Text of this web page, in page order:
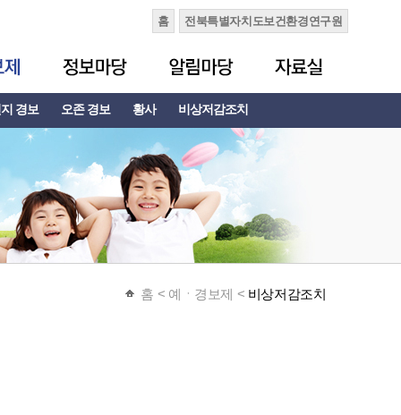
홈 전북특별자치도보건환경연구원
경보 오존 경보 황사 비상저감조치
홈 < 예ㆍ경보제 < 비상저감조치